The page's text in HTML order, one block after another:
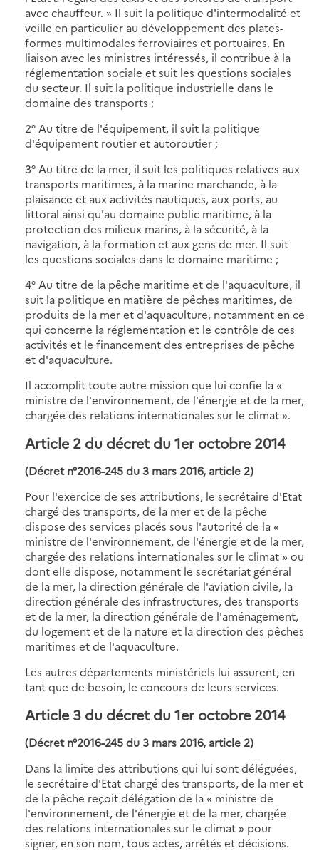
avec chauffeur. » Il suit la politique d'intermodalité et
veille en particulier au développement des plates-
formes multimodales ferroviaires et portuaires. En
liaison avec les ministres intéressés, il contribue à la
réglementation sociale et suit les questions sociales
du secteur. Il suit la politique industrielle dans le
domaine des transports ;
2° Au titre de l'équipement, il suit la politique
d'équipement routier et autoroutier ;
3° Au titre de la mer, il suit les politiques relatives aux
transports maritimes, à la marine marchande, à la
plaisance et aux activités nautiques, aux ports, au
littoral ainsi qu'au domaine public maritime, à la
protection des milieux marins, à la sécurité, à la
navigation, à la formation et aux gens de mer. Il suit
les questions sociales dans le domaine maritime ;
4° Au titre de la pêche maritime et de l'aquaculture, il
suit la politique en matière de pêches maritimes, de
produits de la mer et d'aquaculture, notamment en ce
qui concerne la réglementation et le contrôle de ces
activités et le financement des entreprises de pêche
et d'aquaculture.
Il accomplit toute autre mission que lui confie la «
ministre de l'environnement, de l'énergie et de la mer,
chargée des relations internationales sur le climat ».
Article 2 du décret du 1er octobre 2014
(Décret n°2016-245 du 3 mars 2016, article 2)
Pour l'exercice de ses attributions, le secrétaire d'Etat
chargé des transports, de la mer et de la pêche
dispose des services placés sous l'autorité de la «
ministre de l'environnement, de l'énergie et de la mer,
chargée des relations internationales sur le climat » ou
dont elle dispose, notamment le secrétariat général
de la mer, la direction générale de l'aviation civile, la
direction générale des infrastructures, des transports
et de la mer, la direction générale de l'aménagement,
du logement et de la nature et la direction des pêches
maritimes et de l'aquaculture.
Les autres départements ministériels lui assurent, en
tant que de besoin, le concours de leurs services.
Article 3 du décret du 1er octobre 2014
(Décret n°2016-245 du 3 mars 2016, article 2)
Dans la limite des attributions qui lui sont déléguées,
le secrétaire d'Etat chargé des transports, de la mer et
de la pêche reçoit délégation de la « ministre de
l'environnement, de l'énergie et de la mer, chargée
des relations internationales sur le climat » pour
signer, en son nom, tous actes, arrêtés et décisions.